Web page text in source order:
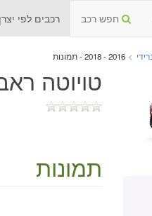
חפש רכב רכבים לפי יצרן
> 2016 - 2018 - תמונות
טויוטה ראב 4 היברידי החדשה 2016 -
תמונות